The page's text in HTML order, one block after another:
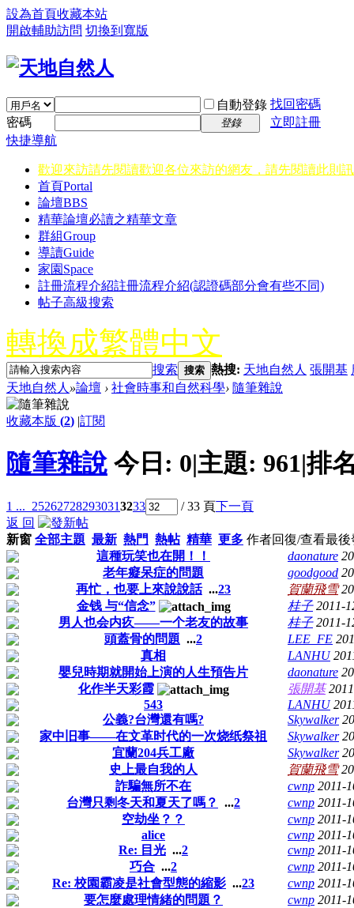
設為首頁收藏本站
開啟輔助訪問 切換到寬版
自動登錄 找回密碼
密碼
登錄
立即註冊
快捷導航
歡迎來訪請先閱讀歡迎各位來訪的網友，請先閱讀此則
首頁Portal
論壇BBS
精華論壇必讀之精華文章
群組Group
導讀Guide
家園 Space
註冊流程介紹註冊流程介紹(認證碼部分會有些不同)
帖子高級搜索
轉換成繁體中文
搜索 搜索 熱搜: 天地自然人 張開基
天地自然人 »論壇 › 社會時事和自然科學› 隨筆雜說
收藏本版 (2) |訂閱
隨筆雜說 今日: 0|主題: 961|排
1 ... 252627282930313233 / 33 頁下一頁
返 回
新窗 全部主題 最新 熱門 熱帖 精華 更多 作者回復/查看最後
這種玩笑也在開！！
daonature
老年癡呆症的問題
goodgood
再忙，也要上來說說話 ...23 賀蘭飛雪
金钱 与“信念”
桂子 2011-
男人也会内疚——一个老友的故事
桂子 2011-
頭蓋骨的問題 ...2 LEE_FE
真相
LANHU
嬰兒時期就開始上演的人生預告片
daonature
化作半天彩霞
張開基
543
LANHU
公義?台灣還有嗎?
Skywalker
家中旧事——在文革时代的一次烧纸祭祖
Skywalker
宜蘭204兵工廠
Skywalker
史上最自我的人
賀蘭飛雪
詐騙無所不在
cwnp 2011-
台灣只剩冬天和夏天了嗎？
...2 cwnp 2011-
空劫坐？？
cwnp 2011-
alice
cwnp 2011-
Re: 目光 ...2 cwnp 2011-
巧合 ...2 cwnp 2011-
Re: 校園霸凌是社會型態的縮影 ...23 cwnp 2011-
要怎麼處理情緒的問題？
cwnp 2011-